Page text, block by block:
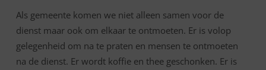
Als gemeente komen we niet alleen samen voor de
dienst maar ook om elkaar te ontmoeten. Er is volop
gelegenheid om na te praten en mensen te ontmoeten
na de dienst. Er wordt koffie en thee geschonken. Er is